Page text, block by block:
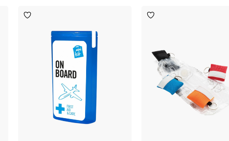
Toevoegen
aan
Toevoegen
aan